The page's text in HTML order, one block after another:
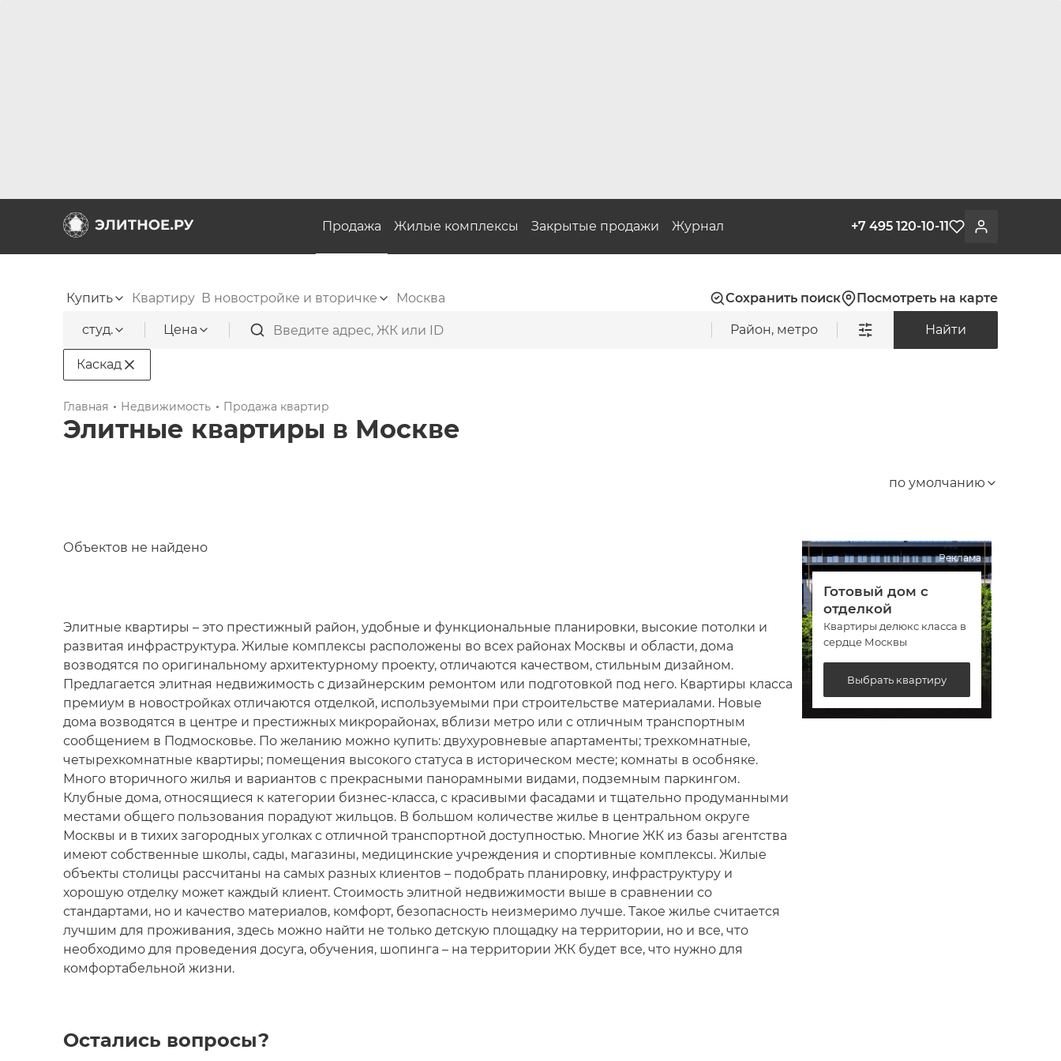
Продажа Жилые комплексы Закрытые продажи Журнал
Войти
Избранное
+7 495 120-10-11
Купить Квартиру В новостройке и вторичке Москва Сохранить поиск Посмотреть на карте
студ. Цена Район, метро Найти
Каскад
Главная Недвижимость Продажа квартир
Элитные квартиры в Москве
по умолчанию
Объектов не найдено
Элитные квартиры – это престижный район, удобные и функциональные планировки, высокие потолки и
развитая инфраструктура. Жилые комплексы расположены во всех районах Москвы и области, дома
возводятся по оригинальному архитектурному проекту, отличаются качеством, стильным дизайном.
Предлагается элитная недвижимость с дизайнерским ремонтом или подготовкой под него. Квартиры класса
премиум в новостройках отличаются отделкой, используемыми при строительстве материалами. Новые
дома возводятся в центре и престижных микрорайонах, вблизи метро или с отличным транспортным
сообщением в Подмосковье. По желанию можно купить: двухуровневые апартаменты; трехкомнатные,
четырехкомнатные квартиры; помещения высокого статуса в историческом месте; комнаты в особняке.
Много вторичного жилья и вариантов с прекрасными панорамными видами, подземным паркингом.
Клубные дома, относящиеся к категории бизнес-класса, с красивыми фасадами и тщательно продуманными
местами общего пользования порадуют жильцов. В большом количестве жилье в центральном округе
Москвы и в тихих загородных уголках с отличной транспортной доступностью. Многие ЖК из базы агентства
имеют собственные школы, сады, магазины, медицинские учреждения и спортивные комплексы. Жилые
объекты столицы рассчитаны на самых разных клиентов – подобрать планировку, инфраструктуру и
хорошую отделку может каждый клиент. Стоимость элитной недвижимости выше в сравнении со
стандартами, но и качество материалов, комфорт, безопасность неизмеримо лучше. Такое жилье считается
лучшим для проживания, здесь можно найти не только детскую площадку на территории, но и все, что
необходимо для проведения досуга, обучения, шопинга – на территории ЖК будет все, что нужно для
комфортабельной жизни.
Остались вопросы?
Реклама
Готовый дом с
отделкой
Квартиры делюкс класса в
сердце Москвы
Выбрать квартиру